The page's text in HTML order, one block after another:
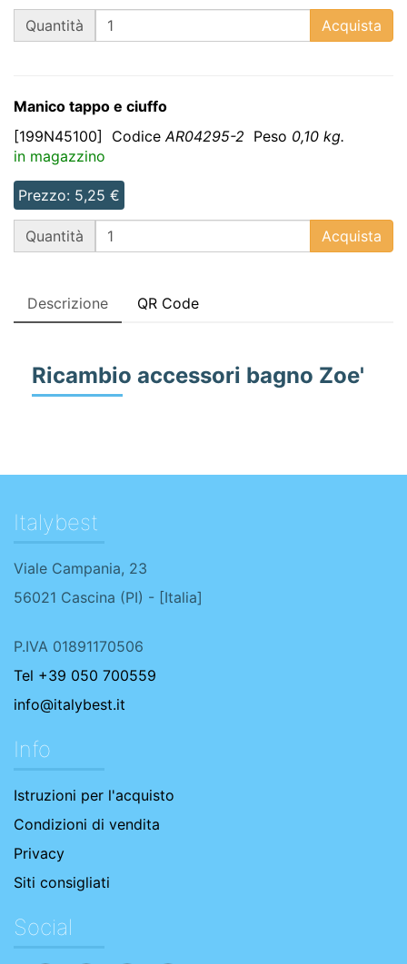
QTQuantità Acquista
Manico tappo e ciuffo
[199N45100]
Codice AR04295-2 Peso 0,10 kg.
in magazzino
Prezzo: 5,25 €
QTQuantità Acquista
Descrizione QR Code
Ricambio accessori bagno Zoe'
Italybest
Viale Campania, 23
56021 Cascina (PI) - [Italia]
P.IVA 01891170506
Tel +39 050 700559
info@italybest.it
Info
Istruzioni per l'acquisto
Condizioni di vendita
Privacy
Siti consigliati
Social